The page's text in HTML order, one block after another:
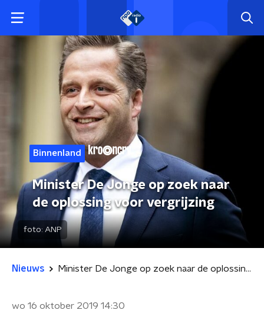
Binnenland
Minister De Jonge op zoek naar
de oplossing voor vergrijzing
foto: ANP
Nieuws Minister De Jonge op zoek naar de oplossing voor vergrijzing
wo 16 oktober 2019 14:30